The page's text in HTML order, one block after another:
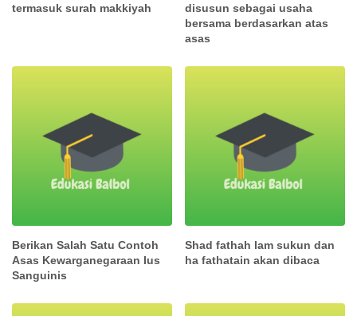
termasuk surah makkiyah
disusun sebagai usaha
bersama berdasarkan atas
asas
Berikan Salah Satu Contoh
Asas Kewarganegaraan Ius
Sanguinis
Shad fathah lam sukun dan
ha fathatain akan dibaca